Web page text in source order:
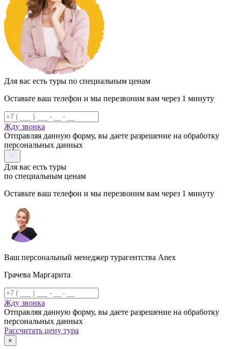
Для вас есть туры по специальным ценам
Оставьте ваш телефон и мы перезвоним вам через 1 минуту
Жду звонка
Отправляя данную форму, вы даете разрешение на обработку
персональных данных
Для вас есть туры
по специальным ценам
Оставьте ваш телефон и мы перезвоним вам через 1 минуту
Ваш персональный менеджер турагентства Anex
Грачева Маргарита
Жду звонка
Отправляя данную форму, вы даете разрешение на обработку
персональных данных
Рассчитать цену тура
×